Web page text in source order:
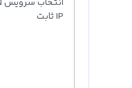
IP ثابت